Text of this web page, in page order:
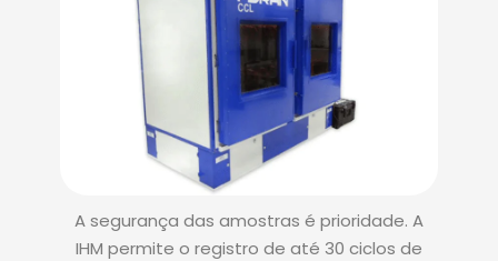
A segurança das amostras é prioridade. A
IHM permite o registro de até 30 ciclos de